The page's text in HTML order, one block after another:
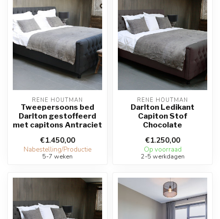
RENE HOUTMAN
Tweepersoons bed
Darlton gestoffeerd
met capitons Antraciet
€1.450,00
Nabestelling/Productie
5-7 weken
RENE HOUTMAN
Darlton Ledikant
Capiton Stof
Chocolate
€1.250,00
Op voorraad
2-5 werkdagen